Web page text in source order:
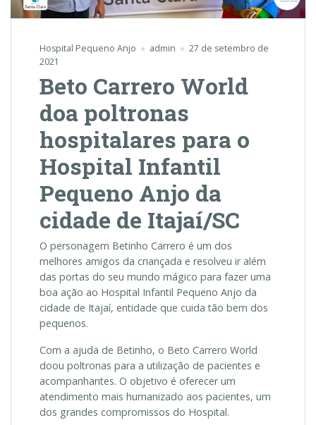
Hospital Pequeno Anjo admin
27 de setembro de
2021
Beto Carrero World
doa poltronas
hospitalares para o
Hospital Infantil
Pequeno Anjo da
cidade de Itajaí/SC
O personagem Betinho Carrero é um dos
melhores amigos da criançada e resolveu ir além
das portas do seu mundo mágico para fazer uma
boa ação ao Hospital Infantil Pequeno Anjo da
cidade de Itajaí, entidade que cuida tão bem dos
pequenos.
Com a ajuda de Betinho, o Beto Carrero World
doou poltronas para a utilização de pacientes e
acompanhantes. O objetivo é oferecer um
atendimento mais humanizado aos pacientes, um
dos grandes compromissos do Hospital.